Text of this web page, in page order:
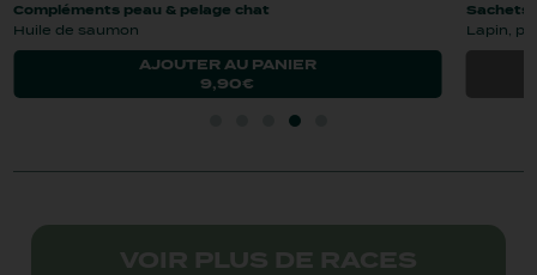
sachets en sauce chat
lapin, poulet, myrtille
AJOUTER AU PANIER
21,95€